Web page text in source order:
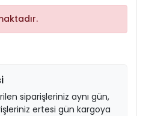
siparişleriniz aynı gün,
ertesi gün kargoya